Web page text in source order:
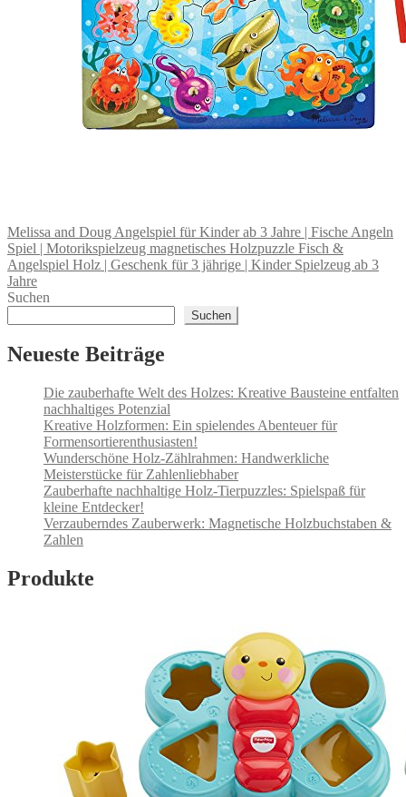
Melissa and Doug Angelspiel für Kinder ab 3 Jahre | Fische Angeln
Spiel | Motorikspielzeug magnetisches Holzpuzzle Fisch &
Angelspiel Holz | Geschenk für 3 jährige | Kinder Spielzeug ab 3
Jahre
Suchen
Suchen
Neueste Beiträge
Die zauberhafte Welt des Holzes: Kreative Bausteine entfalten
nachhaltiges Potenzial
Kreative Holzformen: Ein spielendes Abenteuer für
Formensortierenthusiasten!
Wunderschöne Holz-Zählrahmen: Handwerkliche
Meisterstücke für Zahlenliebhaber
Zauberhafte nachhaltige Holz-Tierpuzzles: Spielspaß für
kleine Entdecker!
Verzauberndes Zauberwerk: Magnetische Holzbuchstaben &
Zahlen
Produkte